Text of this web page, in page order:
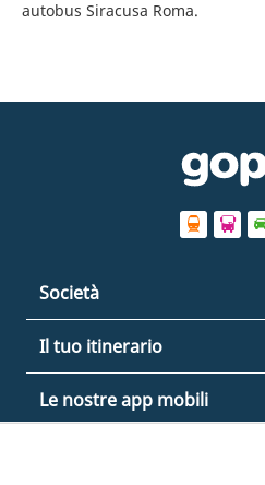
autobus Siracusa Roma.
Società
Il tuo itinerario
Le nostre app mobili